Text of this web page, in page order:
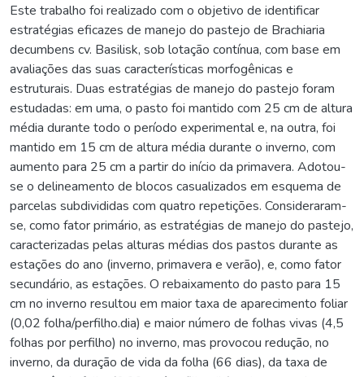
Este trabalho foi realizado com o objetivo de identificar
estratégias eficazes de manejo do pastejo de Brachiaria
decumbens cv. Basilisk, sob lotação contínua, com base em
avaliações das suas características morfogênicas e
estruturais. Duas estratégias de manejo do pastejo foram
estudadas: em uma, o pasto foi mantido com 25 cm de altura
média durante todo o período experimental e, na outra, foi
mantido em 15 cm de altura média durante o inverno, com
aumento para 25 cm a partir do início da primavera. Adotou-
se o delineamento de blocos casualizados em esquema de
parcelas subdivididas com quatro repetições. Consideraram-
se, como fator primário, as estratégias de manejo do pastejo,
caracterizadas pelas alturas médias dos pastos durante as
estações do ano (inverno, primavera e verão), e, como fator
secundário, as estações. O rebaixamento do pasto para 15
cm no inverno resultou em maior taxa de aparecimento foliar
(0,02 folha/perfilho.dia) e maior número de folhas vivas (4,5
folhas por perfilho) no inverno, mas provocou redução, no
inverno, da duração de vida da folha (66 dias), da taxa de